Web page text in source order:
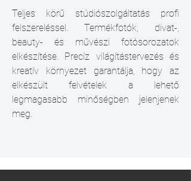
Teljes körű stúdiószolgáltatás profi
felszereléssel. Termékfotók, divat-,
beauty- és művészi fotósorozatok
elkészítése. Precíz világítástervezés és
kreatív környezet garantálja, hogy az
elkészült felvételek a lehető
legmagasabb minőségben jelenjenek
meg.